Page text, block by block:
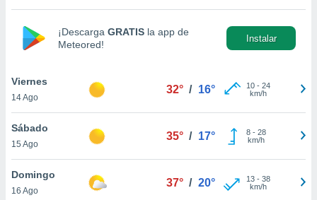
cookies
aceptar
de
sitio
de que
¡Descarga GRATIS la app de
Meteored!
Instalar
Viernes
14 Ago
32° / 16° 10- 24
km/h
Sábado
15 Ago
35° / 17° 8- 28
km/h
Domingo
16 Ago
37° / 20° 13- 38
km/h